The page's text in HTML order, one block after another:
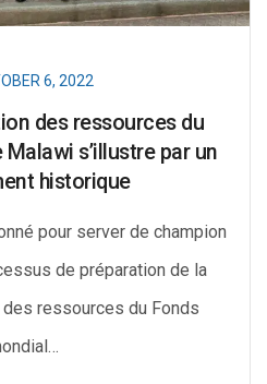
6, 2022
des ressources du
s’illustre par un
historique
pour server de champion
de préparation de la
ressources du Fonds